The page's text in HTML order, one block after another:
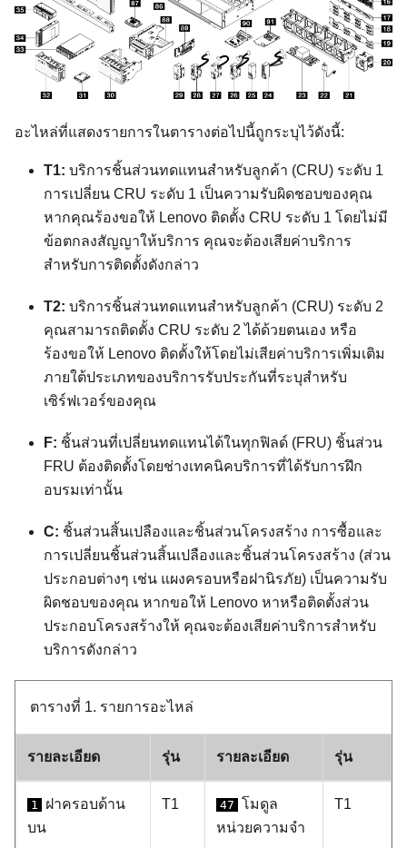
อะไหล่ที่แสดงรายการในตารางต่อไปนี้ถูกระบุไว้ดังนี้:
T1: บริการชิ้นส่วนทดแทนสำหรับลูกค้า (CRU) ระดับ 1
การเปลี่ยน CRU ระดับ 1 เป็นความรับผิดชอบของคุณ
หากคุณร้องขอให้ Lenovo ติดตั้ง CRU ระดับ 1 โดยไม่มี
ข้อตกลงสัญญาให้บริการ คุณจะต้องเสียค่าบริการ
สำหรับการติดตั้งดังกล่าว
T2: บริการชิ้นส่วนทดแทนสำหรับลูกค้า (CRU) ระดับ 2
คุณสามารถติดตั้ง CRU ระดับ 2 ได้ด้วยตนเอง หรือ
ร้องขอให้ Lenovo ติดตั้งให้โดยไม่เสียค่าบริการเพิ่มเติม
ภายใต้ประเภทของบริการรับประกันที่ระบุสำหรับ
เซิร์ฟเวอร์ของคุณ
F: ชิ้นส่วนที่เปลี่ยนทดแทนได้ในทุกฟิลด์ (FRU) ชิ้นส่วน
FRU ต้องติดตั้งโดยช่างเทคนิคบริการที่ได้รับการฝึก
อบรมเท่านั้น
C: ชิ้นส่วนสิ้นเปลืองและชิ้นส่วนโครงสร้าง การซื้อและ
การเปลี่ยนชิ้นส่วนสิ้นเปลืองและชิ้นส่วนโครงสร้าง (ส่วน
ประกอบต่างๆ เช่น แผงครอบหรือฝานิรภัย) เป็นความรับ
ผิดชอบของคุณ หากขอให้ Lenovo หาหรือติดตั้งส่วน
ประกอบโครงสร้างให้ คุณจะต้องเสียค่าบริการสำหรับ
บริการดังกล่าว
ตารางที่ 1. รายการอะไหล่
รายละเอียด รุ่น รายละเอียด รุ่น
1
ฝาครอบด้าน
บน
T1 47 โมดูล
หน่วยความจำ
T1